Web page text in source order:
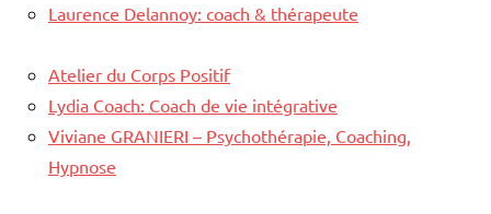
Laurence Delannoy: coach & thérapeute
Atelier du Corps Positif
Lydia Coach: Coach de vie intégrative
Viviane GRANIERI – Psychothérapie, Coaching,
Hypnose